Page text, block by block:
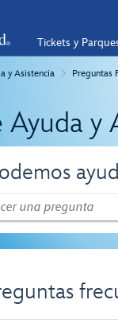
Tickets y
y Asistencia Preguntas
y